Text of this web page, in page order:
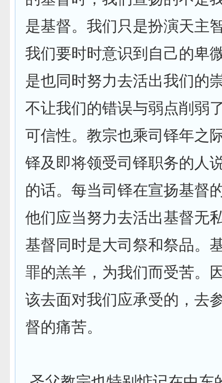
是基督。我们只是扮演天主
我们要时时意识到自己的卑
是也同时努力去活出我们的
不让我们的错误与弱点削弱
可信性。教宗也乘司铎年之
铎及即将领受司铎职务的人
的话。每当司铎在宣扬基督
他们应当努力去活出基督无
基督同时是大司祭和祭品。
罪的羔羊，为我们而受苦。
该去面对我们应承受的，去
督的痛苦。